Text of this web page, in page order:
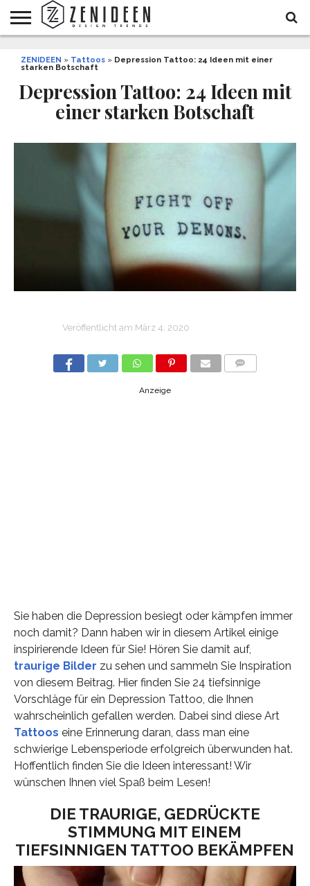
INNENDESIGN
ARCHITEKTUR
GARTEN
UND
LIFESTYLE
DEKO
&
DIY
STYLE
REZEPTE
GESUNDHEIT
WEIHNACHTEN
ZENIDEEN » Tattoos » Depression Tattoo: 24 Ideen mit einer
starken Botschaft
Depression Tattoo: 24 Ideen mit
einer starken Botschaft
Veröffentlicht am März 4, 2020
Anzeige
Sie haben die Depression besiegt oder kämpfen immer
noch damit? Dann haben wir in diesem Artikel einige
inspirierende Ideen für Sie! Hören Sie damit auf,
traurige Bilder zu sehen und sammeln Sie Inspiration
von diesem Beitrag. Hier finden Sie 24 tiefsinnige
Vorschläge für ein Depression Tattoo, die Ihnen
wahrscheinlich gefallen werden. Dabei sind diese Art
Tattoos eine Erinnerung daran, dass man eine
schwierige Lebensperiode erfolgreich überwunden hat.
Hoffentlich finden Sie die Ideen interessant! Wir
wünschen Ihnen viel Spaß beim Lesen!
DIE TRAURIGE, GEDRÜCKTE
STIMMUNG MIT EINEM
TIEFSINNIGEN TATTOO BEKÄMPFEN